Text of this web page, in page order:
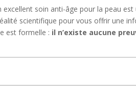
excellent soin anti-âge pour la peau
scientifique pour vous offrir une
est formelle : il n’existe aucune